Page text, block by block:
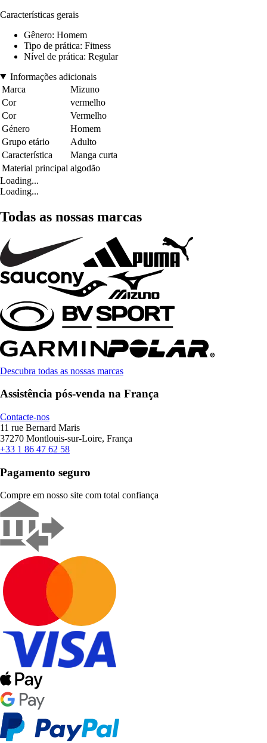
Características gerais
Gênero: Homem
Tipo de prática: Fitness
Nível de prática: Regular
Informações adicionais
Marca
Mizuno
Cor
vermelho
Cor
Vermelho
Género
Homem
Grupo etário
Adulto
Característica
Manga curta
Material principal algodão
Loading...
Loading...
Todas as nossas marcas
Descubra todas as nossas marcas
Assistência pós-venda na França
Contacte-nos
11 rue Bernard Maris
37270 Montlouis-sur-Loire, França
+33 1 86 47 62 58
Pagamento seguro
Compre em nosso site com total confiança